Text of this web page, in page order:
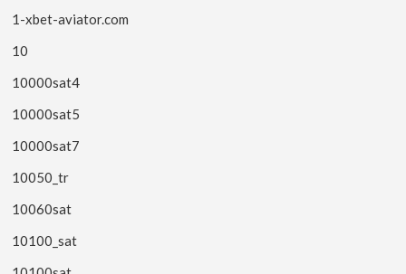
1-xbet-aviator.com
10
10000sat4
10000sat5
10000sat7
10050_tr
10060sat
10100_sat